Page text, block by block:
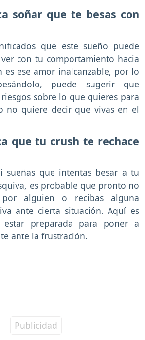
soñar que te besas con
que este sueño puede
con tu comportamiento hacia
es ese amor inalcanzable, por lo
puede sugerir que
sobre lo que quieres para
no quiere decir que vivas en el
que tu crush te rechace
sueñas que intentas besar a tu
es probable que pronto no
por alguien o recibas alguna
ante cierta situación. Aquí es
estar preparada para poner a
ante la frustración.